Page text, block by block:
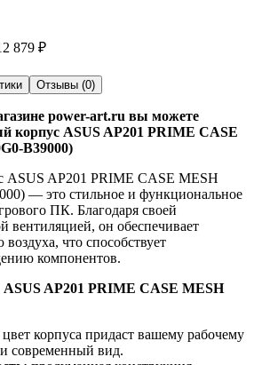
879 ₽
Отзывы (0)
power-art.ru вы можете
корпус ASUS AP201 PRIME CASE
B39000)
ASUS AP201 PRIME CASE MESH
— это стильное и функциональное
ПК. Благодаря своей
вентиляцией, он обеспечивает
что способствует
компонентов.
ASUS AP201 PRIME CASE MESH
корпуса придаст вашему рабочему
современный вид.